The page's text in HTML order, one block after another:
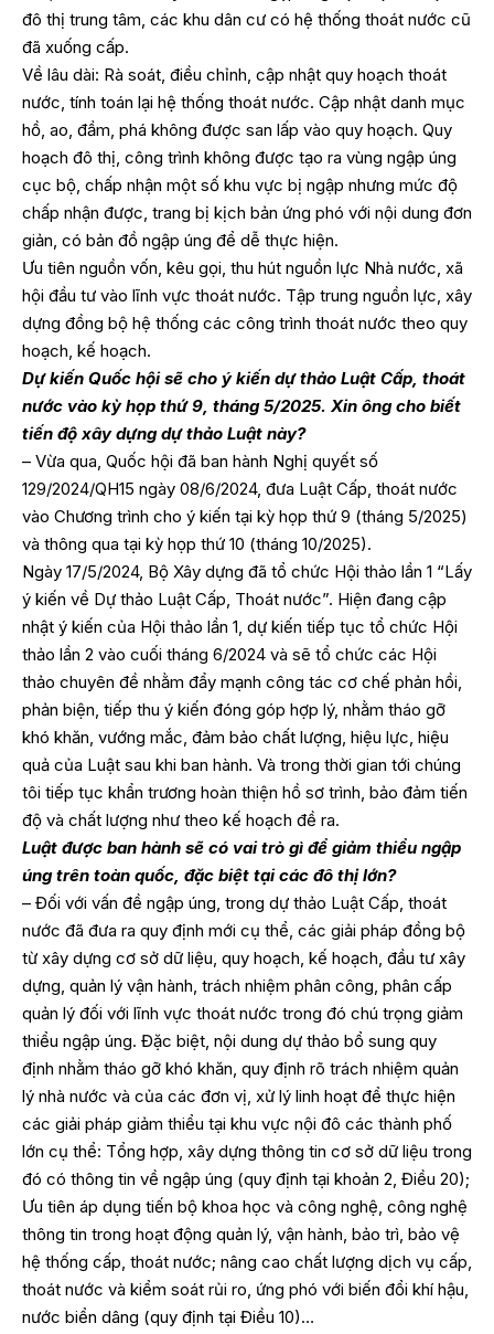
đô thị trung tâm, các khu dân cư có hệ thống thoát nước cũ
đã xuống cấp.
Về lâu dài: Rà soát, điều chỉnh, cập nhật quy hoạch thoát
nước, tính toán lại hệ thống thoát nước. Cập nhật danh mục
hồ, ao, đầm, phá không được san lấp vào quy hoạch. Quy
hoạch đô thị, công trình không được tạo ra vùng ngập úng
cục bộ, chấp nhận một số khu vực bị ngập nhưng mức độ
chấp nhận được, trang bị kịch bản ứng phó với nội dung đơn
giản, có bản đồ ngập úng để dễ thực hiện.
Ưu tiên nguồn vốn, kêu gọi, thu hút nguồn lực Nhà nước, xã
hội đầu tư vào lĩnh vực thoát nước. Tập trung nguồn lực, xây
dựng đồng bộ hệ thống các công trình thoát nước theo quy
hoạch, kế hoạch.
Dự kiến Quốc hội sẽ cho ý kiến dự thảo Luật Cấp, thoát
nước vào kỳ họp thứ 9, tháng 5/2025. Xin ông cho biết
tiến độ xây dựng dự thảo Luật này?
– Vừa qua, Quốc hội đã ban hành Nghị quyết số
129/2024/QH15 ngày 08/6/2024, đưa Luật Cấp, thoát nước
vào Chương trình cho ý kiến tại kỳ họp thứ 9 (tháng 5/2025)
và thông qua tại kỳ họp thứ 10 (tháng 10/2025).
Ngày 17/5/2024, Bộ Xây dựng đã tổ chức Hội thảo lần 1 “Lấy
ý kiến về Dự thảo Luật Cấp, Thoát nước”. Hiện đang cập
nhật ý kiến của Hội thảo lần 1, dự kiến tiếp tục tổ chức Hội
thảo lần 2 vào cuối tháng 6/2024 và sẽ tổ chức các Hội
thảo chuyên đề nhằm đẩy mạnh công tác cơ chế phản hồi,
phản biện, tiếp thu ý kiến đóng góp hợp lý, nhằm tháo gỡ
khó khăn, vướng mắc, đảm bảo chất lượng, hiệu lực, hiệu
quả của Luật sau khi ban hành. Và trong thời gian tới chúng
tôi tiếp tục khẩn trương hoàn thiện hồ sơ trình, bảo đảm tiến
độ và chất lượng như theo kế hoạch đề ra.
Luật được ban hành sẽ có vai trò gì để giảm thiểu ngập
úng trên toàn quốc, đặc biệt tại các đô thị lớn?
– Đối với vấn đề ngập úng, trong dự thảo Luật Cấp, thoát
nước đã đưa ra quy định mới cụ thể, các giải pháp đồng bộ
từ xây dựng cơ sở dữ liệu, quy hoạch, kế hoạch, đầu tư xây
dựng, quản lý vận hành, trách nhiệm phân công, phân cấp
quản lý đối với lĩnh vực thoát nước trong đó chú trọng giảm
thiểu ngập úng. Đặc biệt, nội dung dự thảo bổ sung quy
định nhằm tháo gỡ khó khăn, quy định rõ trách nhiệm quản
lý nhà nước và của các đơn vị, xử lý linh hoạt để thực hiện
các giải pháp giảm thiểu tại khu vực nội đô các thành phố
lớn cụ thể: Tổng hợp, xây dựng thông tin cơ sở dữ liệu trong
đó có thông tin về ngập úng (quy định tại khoản 2, Điều 20);
Ưu tiên áp dụng tiến bộ khoa học và công nghệ, công nghệ
thông tin trong hoạt động quản lý, vận hành, bảo trì, bảo vệ
hệ thống cấp, thoát nước; nâng cao chất lượng dịch vụ cấp,
thoát nước và kiểm soát rủi ro, ứng phó với biến đổi khí hậu,
nước biển dâng (quy định tại Điều 10)…